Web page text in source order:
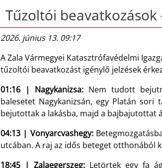
Tűzoltói beavatkozások
2026. június 13. 09:17
A Zala Vármegyei Katasztrófavédelmi
tűzoltói beavatkozást igénylő jelzések
01:16 | Nagykanizsa:Nem tudott
balesetet Nagykanizsán, egy Platán
bejutottak a lakásba, majd a bajbajutottat
04:13 | Vonyarcvashegy:
utcában. A raj az idős beteget otthonából
18:45 | Zalaegerszeg:Letörtek egy fa